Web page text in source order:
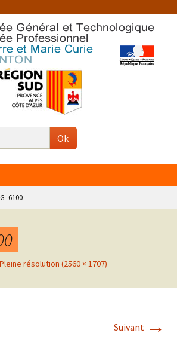
Ok
Pleine résolution (2560 × 1707)
Suivant →